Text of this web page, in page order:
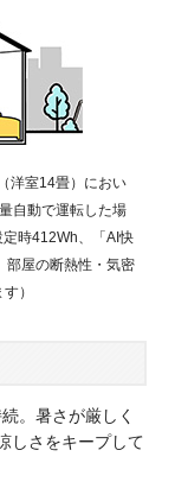
洋室14畳）におい
自動で運転した場
時412Wh、「AI快
部屋の断熱性・気密
）
。暑さが厳しく
しさをキープして